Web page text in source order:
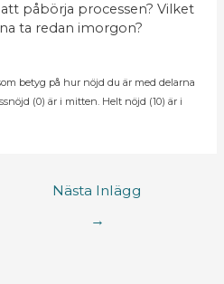
påbörja processen? Vilket
ta redan imorgon?
betyg på hur nöjd du är med delarna
(0) är i mitten. Helt nöjd (10) är i
Nästa Inlägg
→